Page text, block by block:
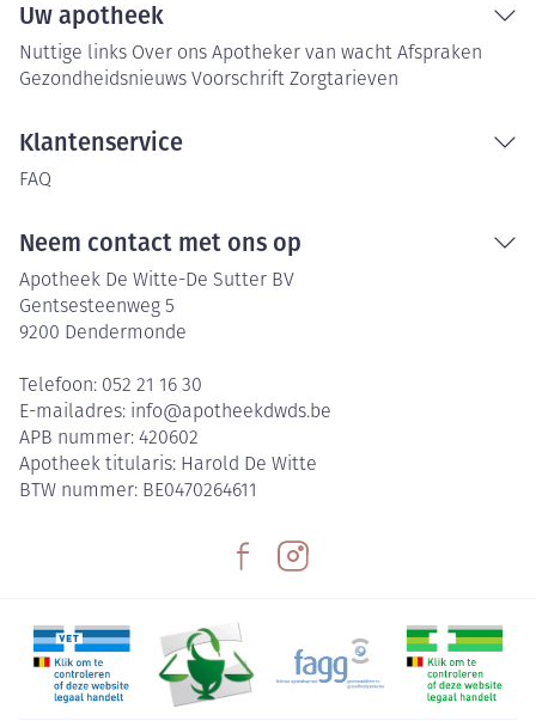
Uw apotheek
Nuttige links Over ons Apotheker van wacht Afspraken
Gezondheidsnieuws Voorschrift Zorgtarieven
Klantenservice
FAQ
Neem contact met ons op
Apotheek De Witte-De Sutter BV
Gentsesteenweg 5
9200 Dendermonde
Telefoon: 052 21 16 30
E-mailadres: info@apotheekdwds.be
APB nummer: 420602
Apotheek titularis: Harold De Witte
BTW nummer: BE0470264611